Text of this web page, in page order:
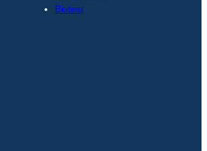
Biotest